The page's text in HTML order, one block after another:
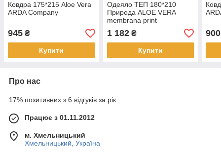
Ковдра 175*215 Aloe Vera
ARDA Company
945 ₴
Купити
Одеяло ТЕП 180*210
Природа ALOE VERA
membrana print
1 182₴
Купити
900
Про нас
17% позитивних з 6 відгуків за рік
Працює з 01.11.2012
м. Хмельницький
Хмельницький, Україна